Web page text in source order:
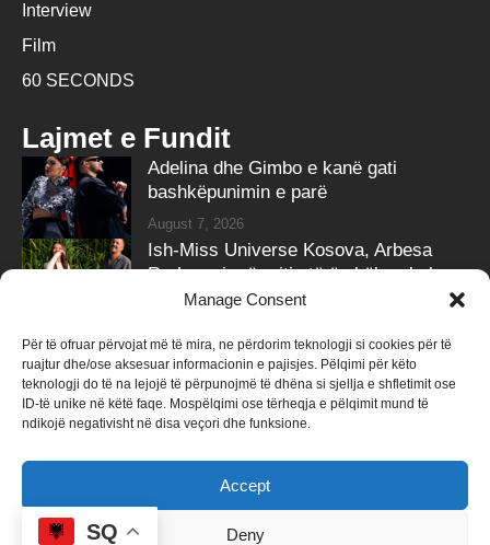
Manage Consent
Për të ofruar përvojat më të mira, ne përdorim teknologji si cookies për të
ruajtur dhe/ose aksesuar informacionin e pajisjes. Pëlqimi për këto
teknologji do të na lejojë të përpunojmë të dhëna si sjellja e shfletimit ose
ID-të unike në këtë faqe. Mospëlqimi ose tërheqja e pëlqimit mund të
ndikojë negativisht në disa veçori dhe funksione.
Accept
Deny
Interview
Film
60 SECONDS
Lajmet e Fundit
Adelina dhe Gimbo e kanë gati
bashkëpunimin e parë
August 7, 2026
Ish-Miss Universe Kosova, Arbesa
Rrahmani, në pritje të ëmbël – zbulon
gjininë e bebit
Follow Us
258kFollowers 415k Followers
Subscribers
Subscribe
SQ